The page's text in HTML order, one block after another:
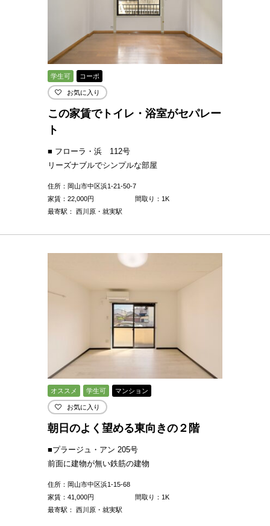
学生可 コーポ
お気に入り
この家賃でトイレ・浴室がセパレー
ト
■ フローラ・浜 112号
リーズナブルでシンプルな部屋
住所：岡山市中区浜1-21-50-7
家賃： 22,000円
間取り：1K
最寄駅： 西川原・就実駅
オススメ 学生可 マンション
お気に入り
朝日のよく望める東向きの２階
■プラージュ・アン 205号
前面に建物が無い鉄筋の建物
住所：岡山市中区浜1-15-68
家賃： 41,000円
間取り：1K
最寄駅： 西川原・就実駅